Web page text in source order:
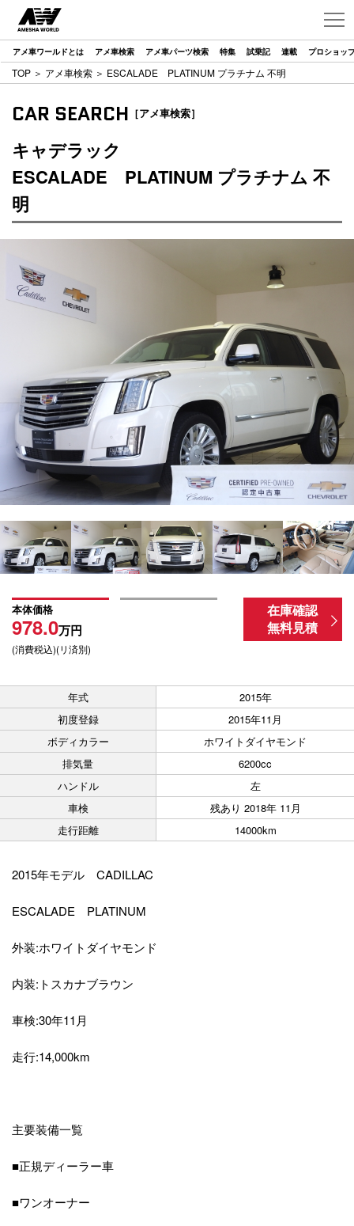
アメ車ワールドとは アメ車検索 アメ車パーツ検索 特集 試乗記 連載 プロショッ
TOP ＞ アメ車検索 ＞ ESCALADE PLATINUM プラチナム 不明
CAR SEARCH ［アメ車検索］
キャデラック
ESCALADE PLATINUM プラチナム 不
明
本体価格
978.0万円
(消費税込)(リ済別)
在庫確認
無料見積
年式
2015年
初度登録
2015年11月
ボディカラー
ホワイトダイヤモンド
排気量
6200cc
ハンドル
左
車検
残あり 2018年 11月
走行距離
14000km
2015年モデル CADILLAC
ESCALADE PLATINUM
外装:ホワイトダイヤモンド
内装:トスカナブラウン
車検:30年11月
走行:14,000km
主要装備一覧
■正規ディーラー車
■ワンオーナー